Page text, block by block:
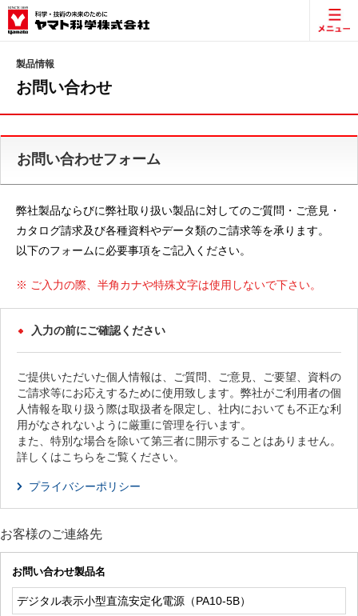
製品情報
お問い合わせ
お問い合わせフォーム
弊社製品ならびに弊社取り扱い製品に対してのご質問・ご意見・
カタログ請求及び各種資料やデータ類のご請求等を承ります。
以下のフォームに必要事項をご記入ください。
※ ご入力の際、半角カナや特殊文字は使用しないで下さい。
入力の前にご確認ください
ご提供いただいた個人情報は、ご質問、ご意見、ご要望、資料の
ご請求等にお応えするために使用致します。弊社がご利用者の個
人情報を取り扱う際は取扱者を限定し、社内においても不正な利
用がなされないように厳重に管理を行います。
また、特別な場合を除いて第三者に開示することはありません。
詳しくはこちらをご覧ください。
プライバシーポリシー
お客様のご連絡先
お問い合わせ製品名